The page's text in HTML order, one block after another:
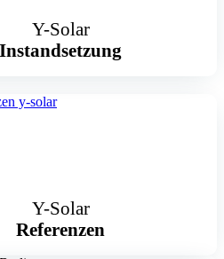
Y-Solar
Instandsetzung
Y-Solar
Referenzen